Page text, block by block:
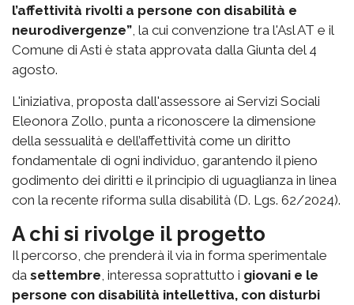
l’affettività rivolti a persone con disabilità e
neurodivergenze”, la cui convenzione tra l'Asl AT e il
Comune di Asti è stata approvata dalla Giunta del 4
agosto.
L'iniziativa, proposta dall'assessore ai Servizi Sociali
Eleonora Zollo, punta a riconoscere la dimensione
della sessualità e dell’affettività come un diritto
fondamentale di ogni individuo, garantendo il pieno
godimento dei diritti e il principio di uguaglianza in linea
con la recente riforma sulla disabilità (D. Lgs. 62/2024).
A chi si rivolge il progetto
Il percorso, che prenderà il via in forma sperimentale
da settembre, interessa soprattutto i giovani e le
persone con disabilità intellettiva, con disturbi